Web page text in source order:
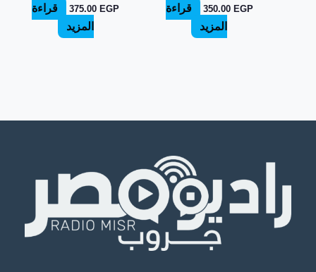
350.00 EGP
قراءة
المزيد
375.00 EGP
قراءة
المزيد